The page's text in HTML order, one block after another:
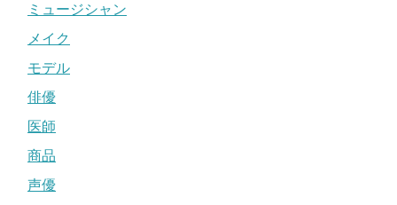
ミュージシャン
メイク
モデル
俳優
医師
商品
声優